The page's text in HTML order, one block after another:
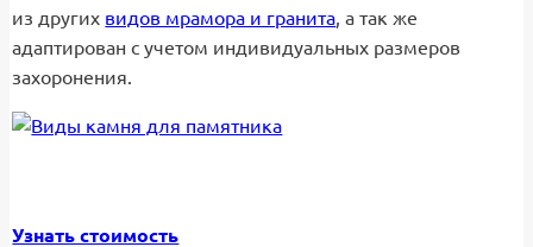
из других видов мрамора и гранита, а так же
адаптирован с учетом индивидуальных размеров
захоронения.
Узнать стоимость